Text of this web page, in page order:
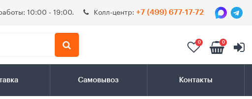
10:00 - 19:00. Колл-центр: +7 (499) 677-17-72
0 0
Самовывоз Контакты